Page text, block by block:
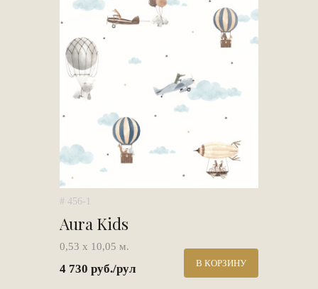
# 456-1
Aura Kids
0,53 х 10,05 м.
4 730 руб./рул В КОРЗИНУ